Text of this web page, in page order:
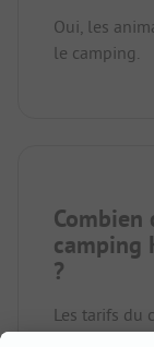
Oui, les
le camping.
Combien
camping
?
Les tarifs du